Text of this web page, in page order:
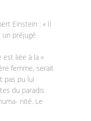
Einstein : « Il
préjugé
est liée à la «
femme, serait
pas pu lui
du paradis
nité. Le